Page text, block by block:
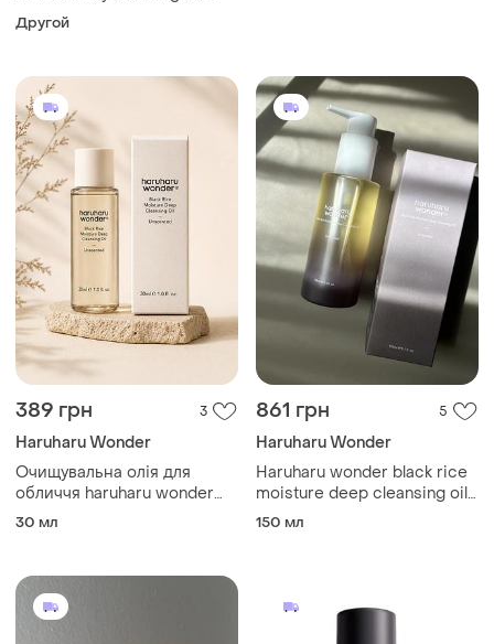
shield – солнцезащитный
сток spf50+ pa++++
Другой
389 грн 3
Haruharu Wonder
Очищувальна олія для
обличчя haruharu wonder
black rice cleansing oil
зволоження
30 мл
861 грн 5
Haruharu Wonder
Haruharu wonder black rice
moisture deep cleansing oil
гідрофільна олія
150 мл